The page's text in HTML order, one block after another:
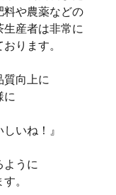
料や農薬などの
産者は非常に
ります。
質向上に
に
いね！』
ように
。